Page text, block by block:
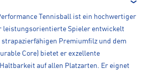
Tennisball ist ein hochwertiger
leistungsorientierte Spieler entwickelt
Premiumfilz und dem
Core) bietet er exzellente
auf allen Platzarten. Er eignet